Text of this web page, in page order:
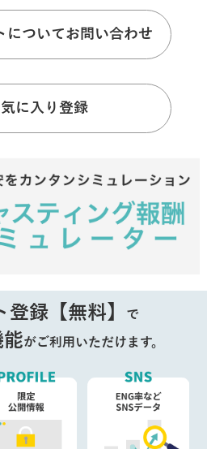
についてお問い合わせ
に入り登録
登録【無料】 で
能がご利用いただけます。